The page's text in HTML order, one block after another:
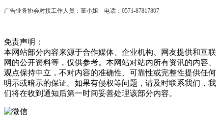
广告业务协会对接工作人员：董小姐 电话：0571-87817807
免责声明：
本网站部分内容来源于合作媒体、企业机构、网友提供和互联
网的公开资料等，仅供参考。本网站对站内所有资讯的内容、
观点保持中立，不对内容的准确性、可靠性或完整性提供任何
明示或暗示的保证。如果有侵权等问题，请及时联系我们，我
们将在收到通知后第一时间妥善处理该部分内容。